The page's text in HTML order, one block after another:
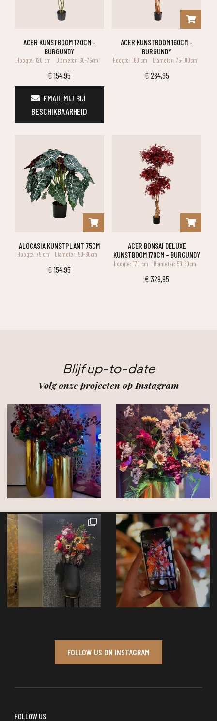
ACER KUNSTBOOM 120CM –
BURGUNDY
Hoogte: 120 cm Diameter: 60-75cm
€154,95
EMAIL MIJ BIJ
BESCHIKBAARHEID
ACER KUNSTBOOM 160CM –
BURGUNDY
Hoogte: 160 cm Diameter: 75-100cm
€ 284,95
ALOCASIA KUNSTPLANT 75CM
Hoogte: 75 cm Diameter: 50-60cm
€154,95
ACER BONSAI DELUXE
KUNSTBOOM 170CM – BURGUNDY
Hoogte: 170 cm Diameter: 50-60cm
€ 329,95
Blijf up-to-date
Volg onze projecten op Instagram
FOLLOW US ON INSTAGRAM
FOLLOW US